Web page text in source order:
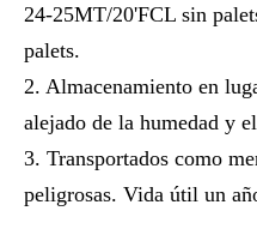
24-25MT/20'FCL sin
palets.
2. Almacenamiento en
alejado de la humedad y
3. Transportados como
peligrosas. Vida útil un